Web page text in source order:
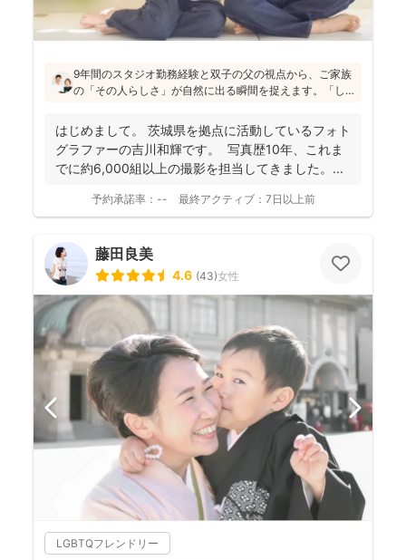
9年間のスタジオ勤務経験と双子の父の視点から、ご家族
の「その人らしさ」が自然に出る瞬間を捉えます。「し
ても「楽しかった！」と気持ちがよみがえる写真を残す
ことを、心がけて活動されていらっしゃいます！
はじめまして。 茨城県を拠点に活動しているフォト
グラファーの吉川和輝です。 写真歴10年、これま
でに約6,000組以上の撮影を担当してきました。 ...
予約承諾率： -- 最終アクティブ： 7日以上前
藤田良美
4.6 (43)女性
LGBTQフレンドリー